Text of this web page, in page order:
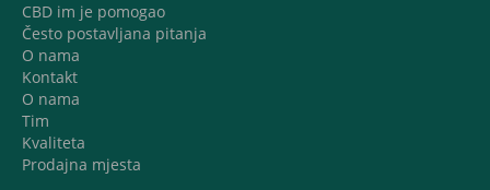
CBD im je pomogao
Često postavljana pitanja
O nama
Kontakt
O nama
Tim
Kvaliteta
Prodajna mjesta